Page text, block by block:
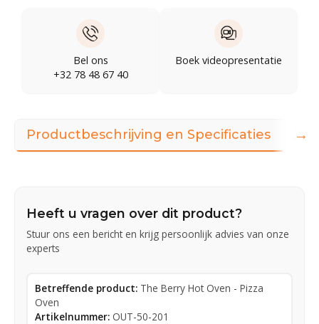
Bel ons
+32 78 48 67 40
Boek videopresentatie
Productbeschrijving en Specificaties
Heeft u vragen over dit product?
Stuur ons een bericht en krijg persoonlijk advies van onze
experts
Betreffende product: The Berry Hot Oven - Pizza
Oven
Artikelnummer: OUT-50-201
→